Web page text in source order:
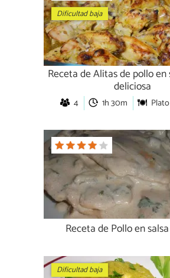
Dificultad baja
Receta de Alitas de pollo en
deliciosa
4 1h 30m
Receta de Pollo en
Dificultad baja